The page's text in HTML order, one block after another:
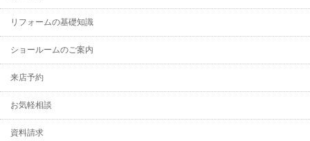
リフォームの基礎知識
ショールームのご案内
来店予約
お気軽相談
資料請求